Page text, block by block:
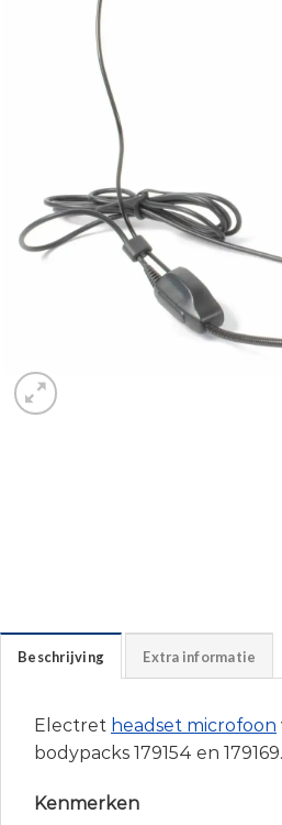
Beschrijving Extra informatie
Electret headset microfoon
bodypacks 179154 en 179169.
Kenmerken